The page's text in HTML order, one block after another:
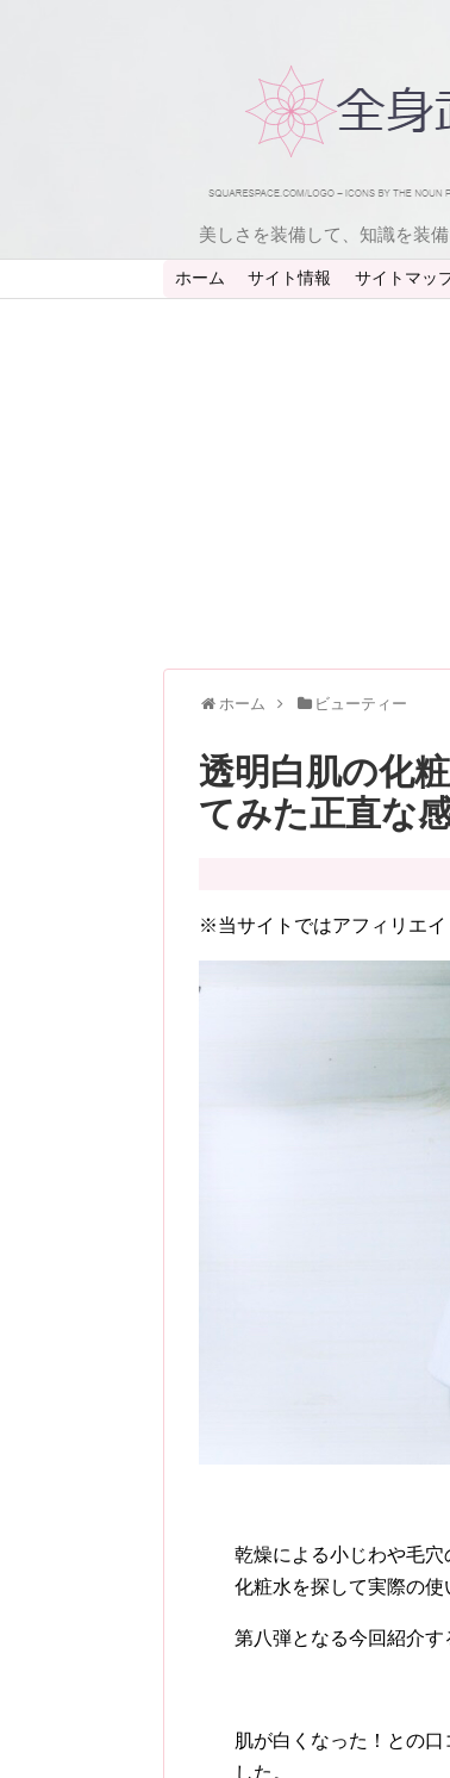
美しさを装備して、知識を装
ホーム サイト情報 サイトマッ
ホーム ビューティー
透明白肌の化
てみた正直な
※当サイトではアフィリエ
乾燥による小じわや毛
化粧水を探して実際の使
第八弾となる今回紹介す
肌が白くなった！との
した。